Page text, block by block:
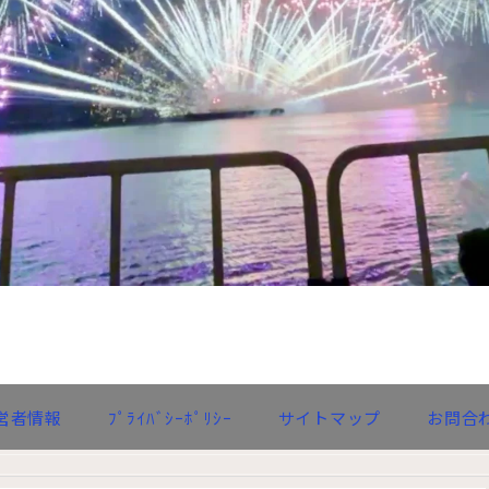
者情報 ﾌﾟﾗｲﾊﾞｼｰﾎﾟﾘｼｰ サイトマップ お問合